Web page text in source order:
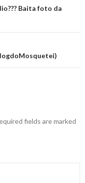
Baita foto da
fields are marked